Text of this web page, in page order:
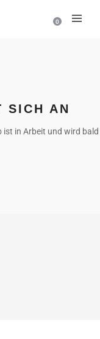
0
SICH AN
ist in Arbeit und wird bald